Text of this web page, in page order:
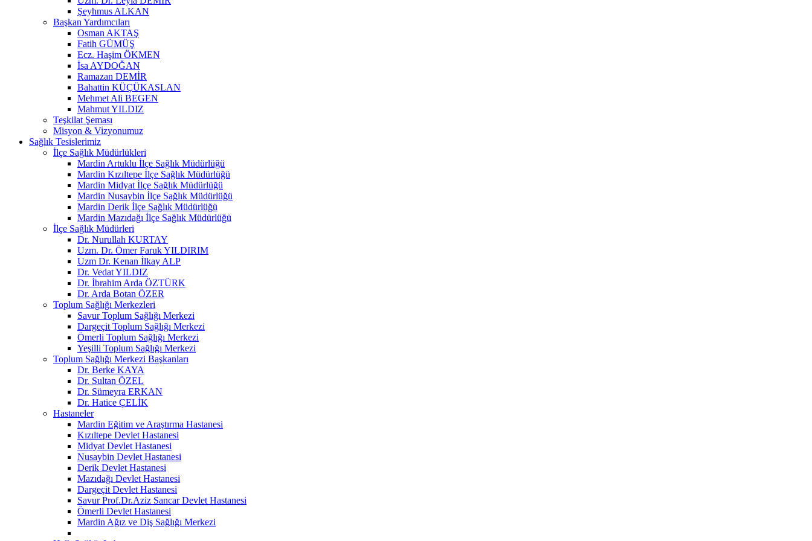
Şeyhmus ALKAN
Başkan Yardımcıları
Osman AKTAŞ
Fatih GÜMÜŞ
Ecz. Haşim ÖKMEN
İsa AYDOĞAN
Ramazan DEMİR
Bahattin KÜÇÜKASLAN
Mehmet Ali BEGEN
Mahmut YILDIZ
Teşkilat Şeması
Misyon & Vizyonumuz
Sağlık Tesislerimiz
İlçe Sağlık Müdürlükleri
Mardin Artuklu İlçe Sağlık Müdürlüğü
Mardin Kızıltepe İlçe Sağlık Müdürlüğü
Mardin Midyat İlçe Sağlık Müdürlüğü
Mardin Nusaybin İlçe Sağlık Müdürlüğü
Mardin Derik İlçe Sağlık Müdürlüğü
Mardin Mazıdağı İlçe Sağlık Müdürlüğü
İlçe Sağlık Müdürleri
Dr. Nurullah KURTAY
Uzm. Dr. Ömer Faruk YILDIRIM
Uzm Dr. Kenan İlkay ALP
Dr. Vedat YILDIZ
Dr. İbrahim Arda ÖZTÜRK
Dr. Arda Botan ÖZER
Toplum Sağlığı Merkezleri
Savur Toplum Sağlığı Merkezi
Dargeçit Toplum Sağlığı Merkezi
Ömerli Toplum Sağlığı Merkezi
Yeşilli Toplum Sağlığı Merkezi
Toplum Sağlığı Merkezi Başkanları
Dr. Berke KAYA
Dr. Sultan ÖZEL
Dr. Sümeyra ERKAN
Dr. Hatice ÇELİK
Hastaneler
Mardin Eğitim ve Araştırma Hastanesi
Kızıltepe Devlet Hastanesi
Midyat Devlet Hastanesi
Nusaybin Devlet Hastanesi
Derik Devlet Hastanesi
Mazıdağı Devlet Hastanesi
Dargeçit Devlet Hastanesi
Savur Prof.Dr.Aziz Sancar Devlet Hastanesi
Ömerli Devlet Hastanesi
Mardin Ağız ve Diş Sağlığı Merkezi